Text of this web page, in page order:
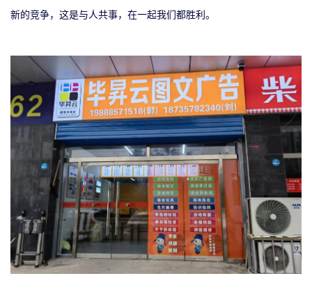
新的竞争，这是与人共事，在一起我们都胜利。